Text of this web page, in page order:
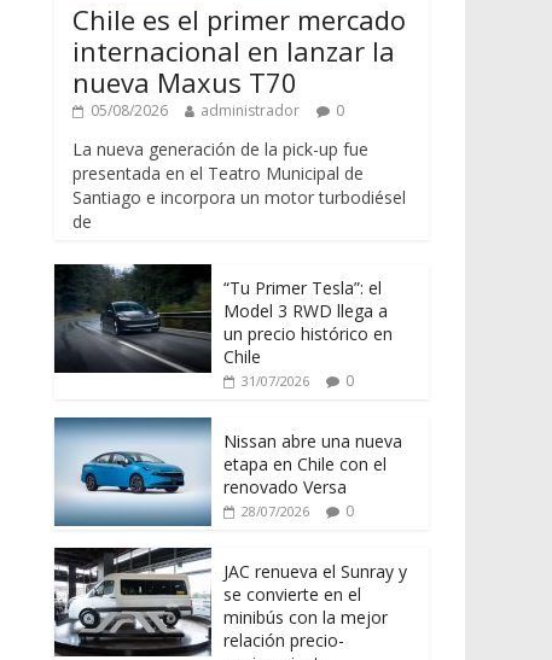
Chile es el primer mercado
internacional en lanzar la
nueva Maxus T70
05/08/2026 administrador 0
La nueva generación de la pick-up fue
presentada en el Teatro Municipal de
Santiago e incorpora un motor turbodiésel
de
“Tu Primer Tesla”: el
Model 3 RWD llega a
un precio histórico en
Chile
31/07/2026 0
Nissan abre una nueva
etapa en Chile con el
renovado Versa
28/07/2026 0
JAC renueva el Sunray y
se convierte en el
minibús con la mejor
relación precio-